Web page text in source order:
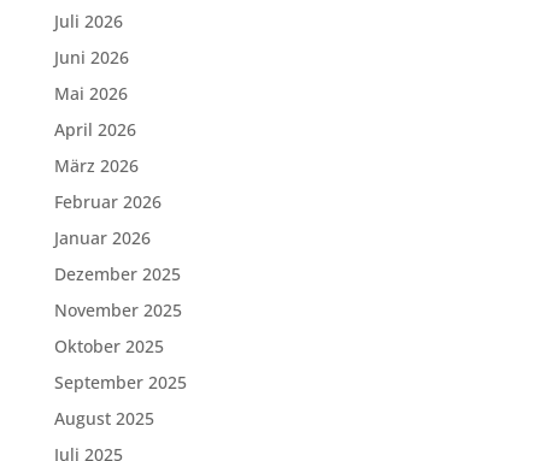
Juli 2026
Juni 2026
Mai 2026
April 2026
März 2026
Februar 2026
Januar 2026
Dezember 2025
November 2025
Oktober 2025
September 2025
August 2025
Juli 2025